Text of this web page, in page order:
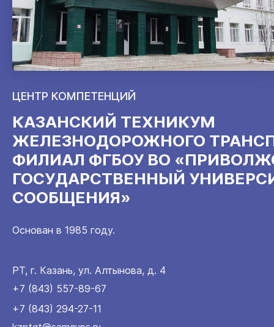
ЦЕНТР КОМПЕТЕНЦИЙ
КАЗАНСКИЙ ТЕХНИКУМ
ЖЕЛЕЗНОДОРОЖНОГО
ФИЛИАЛ ФГБОУ ВО
ГОСУДАРСТВЕННЫЙ
СООБЩЕНИЯ»
Основан в 1985 году.
РТ, г. Казань, ул. Алтынова, д. 4
+7 (843) 557-89-67
+7 (843) 294-27-11